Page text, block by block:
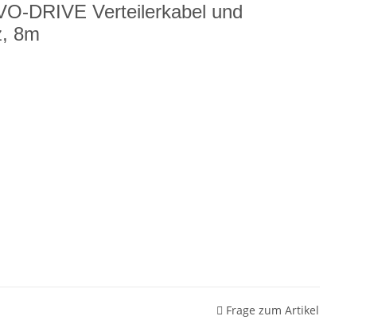
DRIVE Verteilerkabel und
8m
Frage zum Artikel